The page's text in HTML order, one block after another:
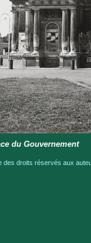
du Gouvernement
des droits réservés aux